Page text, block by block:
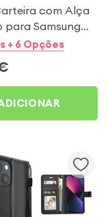
com Alça
para Samsung
- Preto
+ 6 Opções